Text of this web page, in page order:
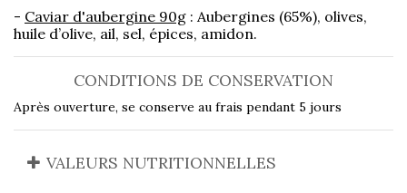
- Caviar d'aubergine 90g : Aubergines (65%), olives,
huile d’olive, ail, sel, épices, amidon.
CONDITIONS DE CONSERVATION
Après ouverture, se conserve au frais pendant 5 jours
VALEURS NUTRITIONNELLES